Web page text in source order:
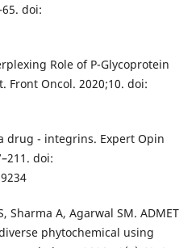
doi:
Role of P-Glycoprotein
Front Oncol. 2020;10. doi:
drug - integrins. Expert Opin
doi:
Sharma A, Agarwal SM. ADMET
phytochemical using